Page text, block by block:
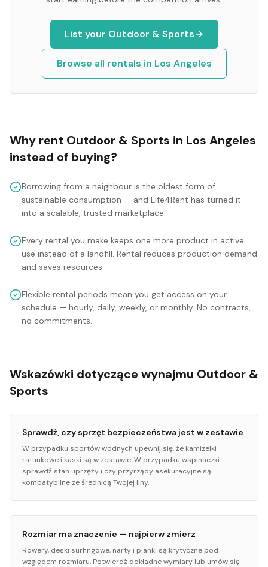
List your Outdoor & Sports
Browse all rentals in Los Angeles
Why rent Outdoor & Sports in Los Angeles
instead of buying?
Borrowing from a neighbour is the oldest form of
sustainable consumption — and Life4Rent has turned it
into a scalable, trusted marketplace.
Every rental you make keeps one more product in active
use instead of a landfill. Rental reduces production demand
and saves resources.
Flexible rental periods mean you get access on your
schedule — hourly, daily, weekly, or monthly. No contracts,
no commitments.
Wskazówki dotyczące wynajmu Outdoor &
Sports
Sprawdź, czy sprzęt bezpieczeństwa jest w zestawie
W przypadku sportów wodnych upewnij się, że kamizelki
ratunkowe i kaski są w zestawie. W przypadku wspinaczki
sprawdź stan uprzęży i czy przyrządy asekuracyjne są
kompatybilne ze średnicą Twojej liny.
Rozmiar ma znaczenie — najpierw zmierz
Rowery, deski surfingowe, narty i pianki są krytyczne pod
względem rozmiaru. Potwierdź dokładne wymiary lub umów się